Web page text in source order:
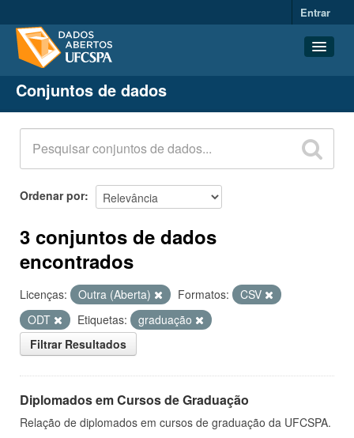
Entrar
Conjuntos de dados
Organizações
Grupos
Sobre
Conjuntos de dados
Ordenar por
3 conjuntos de dados
encontrados
Licenças: Outra (Aberta) Formatos:
CSV
ODT
Etiquetas:
graduação
Filtrar Resultados
Diplomados em Cursos de Graduação
Relação de diplomados em cursos de graduação da UFCSPA.